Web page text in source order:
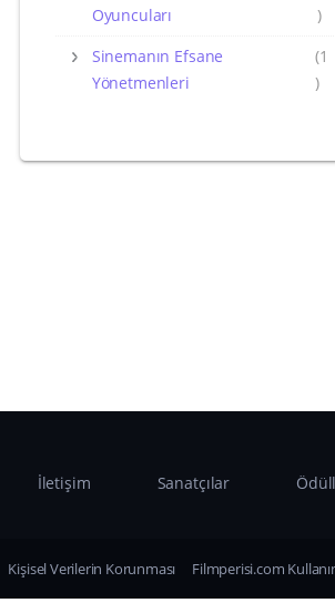
Oyuncuları
)
Sinemanın Efsane
Yönetmenleri
(1
)
İletişim Sanatçılar
Kişisel Verilerin Korunması Filmperisi.com